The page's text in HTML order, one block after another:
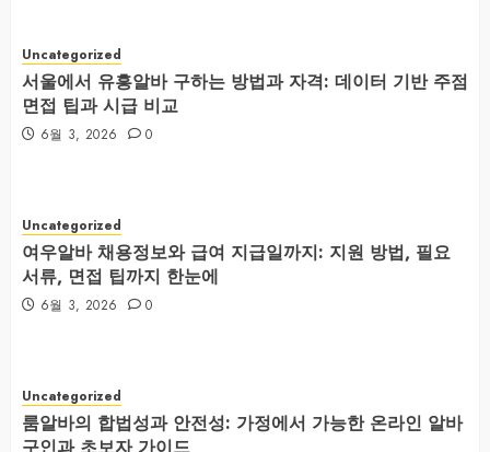
Uncategorized
서울에서 유흥알바 구하는 방법과 자격: 데이터 기반 주점
면접 팁과 시급 비교
6월 3, 2026 0
Uncategorized
여우알바 채용정보와 급여 지급일까지: 지원 방법, 필요
서류, 면접 팁까지 한눈에
6월 3, 2026 0
Uncategorized
룸알바의 합법성과 안전성: 가정에서 가능한 온라인 알바